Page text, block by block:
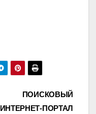
ПОИСКОВЫЙ
ИНТЕРНЕТ-ПОРТАЛ